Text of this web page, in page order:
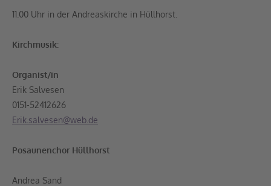
11.00 Uhr in der Andreaskirche in Hüllhorst.
Kirchmusik:
Organist/in
Erik Salvesen
0151-52412626
Erik.salvesen@web.de
Posaunenchor Hüllhorst
Andrea Sand